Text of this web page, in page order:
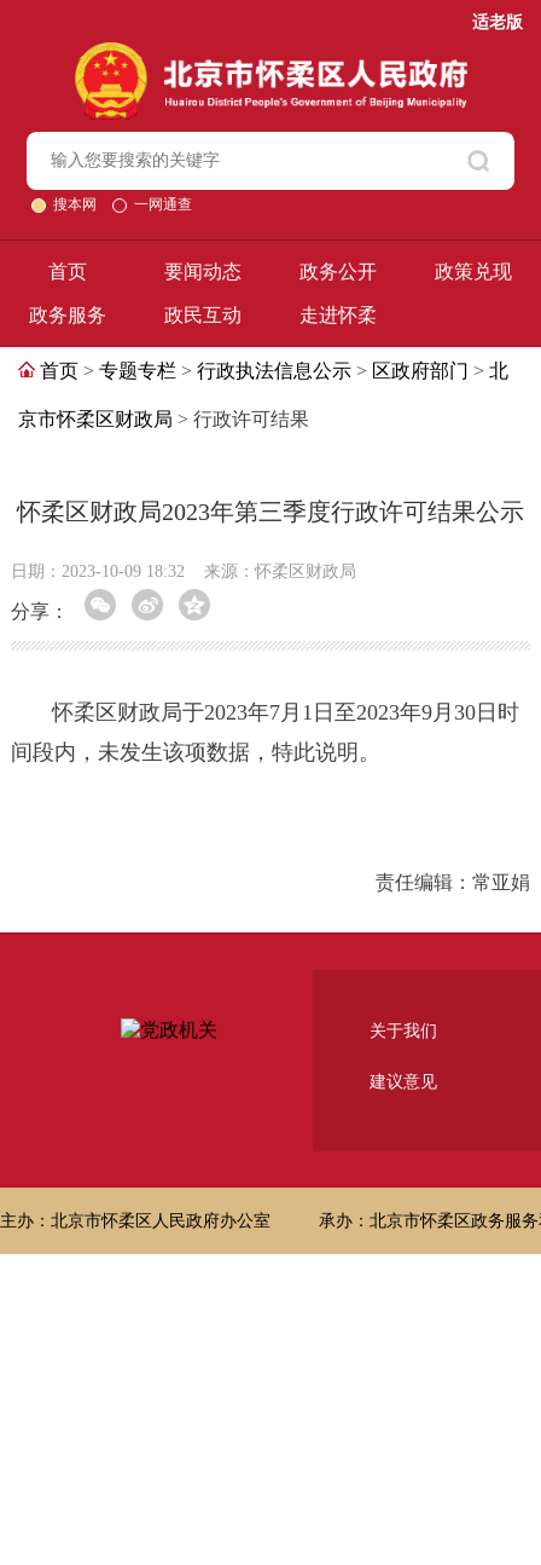
适老版
搜本网 一网通查
首页 要闻动态 政务公开 政策兑现
政务服务 政民互动 走进怀柔
首页 > 专题专栏 > 行政执法信息公示 > 区政府部门 > 北
京市怀柔区财政局 > 行政许可结果
怀柔区财政局2023年第三季度行政许可结果公示
日期：2023-10-09 18:32 来源：怀柔区财政局
分享：
怀柔区财政局于2023年7月 1日至2023年9月 30日时
间段内，未发生该项数据，特此说明。
责任编辑：常亚娟
关于我们
建议意见
主办：北京市怀柔区人民政府办公室 承办：北京市怀柔区政务服